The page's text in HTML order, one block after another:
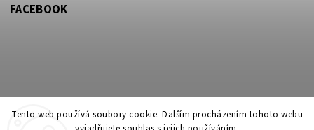
Tento web používá soubory cookie. Dalším procházením tohoto webu
FACEBOOK
Copyright 2026 ZOO ve dvoře Praha 5. Všechna práva vyhrazena.